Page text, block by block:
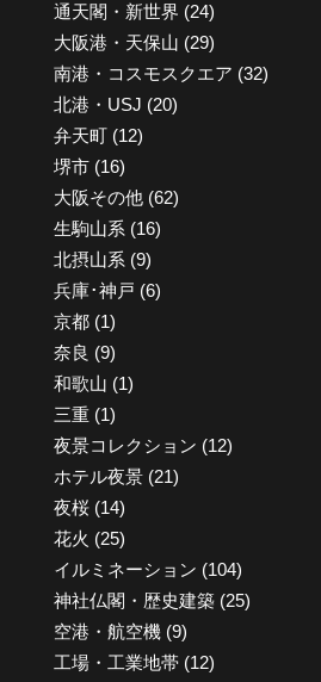
通天閣・新世界 (24)
大阪港・天保山 (29)
南港・コスモスクエア (32)
北港・USJ (20)
弁天町 (12)
堺市 (16)
大阪その他 (62)
生駒山系 (16)
北摂山系 (9)
兵庫･神戸 (6)
京都 (1)
奈良 (9)
和歌山 (1)
三重 (1)
夜景コレクション (12)
ホテル夜景 (21)
夜桜 (14)
花火 (25)
イルミネーション (104)
神社仏閣・歴史建築 (25)
空港・航空機 (9)
工場・工業地帯 (12)